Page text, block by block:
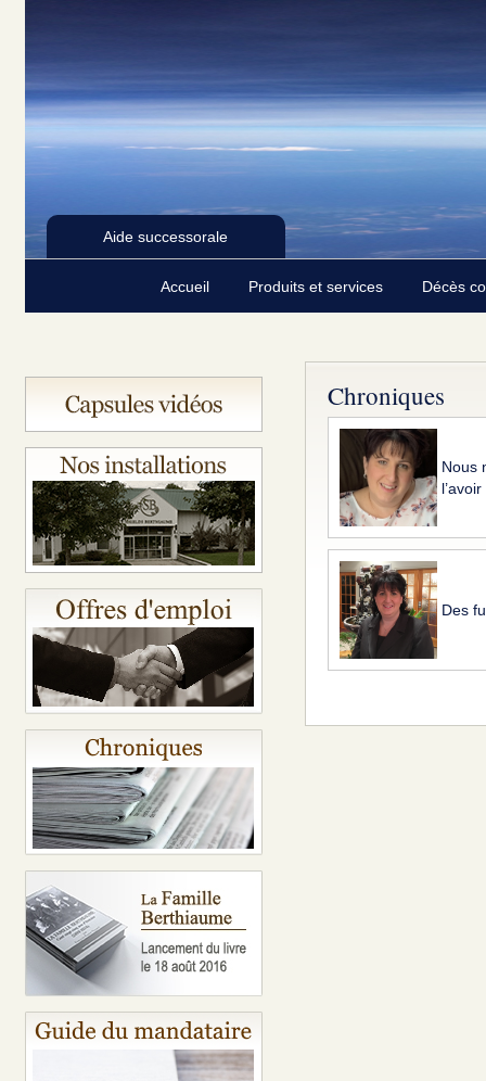
Aide successorale
Accueil Produits et services Décès
Chroniques
Nous
Des